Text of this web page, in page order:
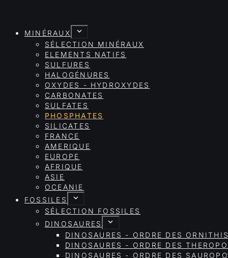
MINÉRAUX
SÉLECTION MINÉRAUX
ELEMENTS NATIFS
SULFURES
HALOGÉNURES
OXYDES - HYDROXYDES
CARBONATES
SULFATES
PHOSPHATES
SILICATES
FRANCE
AMERIQUE
EUROPE
AFRIQUE
ASIE
OCEANIE
FOSSILES
SÉLECTION FOSSILES
DINOSAURES
DINOSAURES - ORDRE DES
DINOSAURES - ORDRE DES
DINOSAURES - ORDRE DES